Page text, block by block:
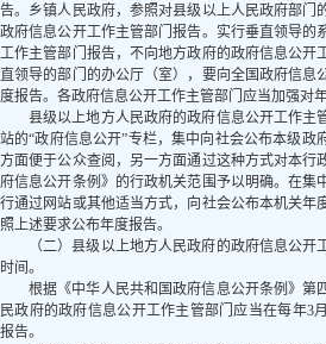
告。乡镇人民政府，参照对县级以上人民政府部门
政府信息公开工作主管部门报告。实行垂直领导的
工作主管部门报告，不向地方政府的政府信息公开
直领导的部门的办公厅（室），要向全国政府信息
度报告。各政府信息公开工作主管部门应当加强对
县级以上地方人民政府的政府信息公开工作主
站的“政府信息公开”专栏，集中向社会公布本级政
方面便于公众查阅，另一方面通过这种方式对本行
府信息公开条例》的行政机关范围予以明确。在集
行通过网站或其他适当方式，向社会公布本机关年
照上述要求公布年度报告。
（二）县级以上地方人民政府的政府信息公
时间。
根据《中华人民共和国政府信息公开条例》第
民政府的政府信息公开工作主管部门应当在每年3
报告。